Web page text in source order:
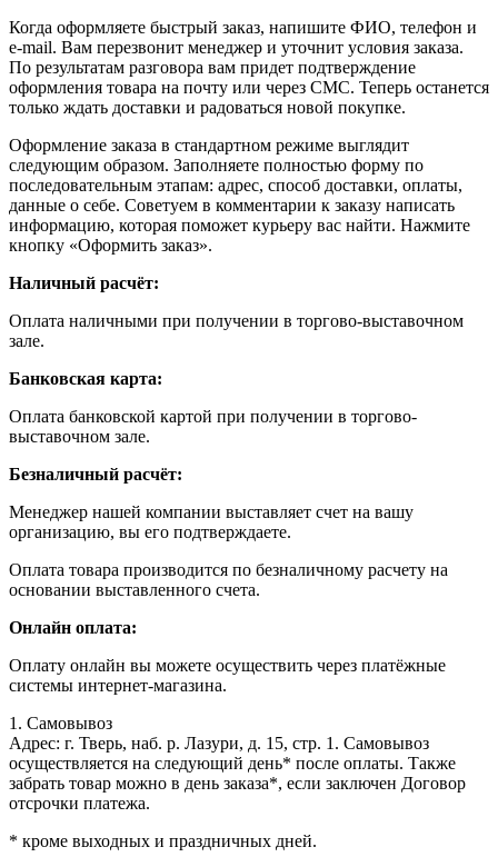
Когда оформляете быстрый заказ, напишите ФИО, телефон и
e-mail. Вам перезвонит менеджер и уточнит условия заказа.
По результатам разговора вам придет подтверждение
оформления товара на почту или через СМС. Теперь останется
только ждать доставки и радоваться новой покупке.
Оформление заказа в стандартном режиме выглядит
следующим образом. Заполняете полностью форму по
последовательным этапам: адрес, способ доставки, оплаты,
данные о себе. Советуем в комментарии к заказу написать
информацию, которая поможет курьеру вас найти. Нажмите
кнопку «Оформить заказ».
Наличный расчёт:
Оплата наличными при получении в торгово-выставочном
зале.
Банковская карта:
Оплата банковской картой при получении в торгово-
выставочном зале.
Безналичный расчёт:
Менеджер нашей компании выставляет счет на вашу
организацию, вы его подтверждаете.
Оплата товара производится по безналичному расчету на
основании выставленного счета.
Онлайн оплата:
Оплату онлайн вы можете осуществить через платёжные
системы интернет-магазина.
1. Самовывоз
Адрес: г. Тверь, наб. р. Лазури, д. 15, стр. 1. Самовывоз
осуществляется на следующий день* после оплаты. Также
забрать товар можно в день заказа*, если заключен Договор
отсрочки платежа.
* кроме выходных и праздничных дней.